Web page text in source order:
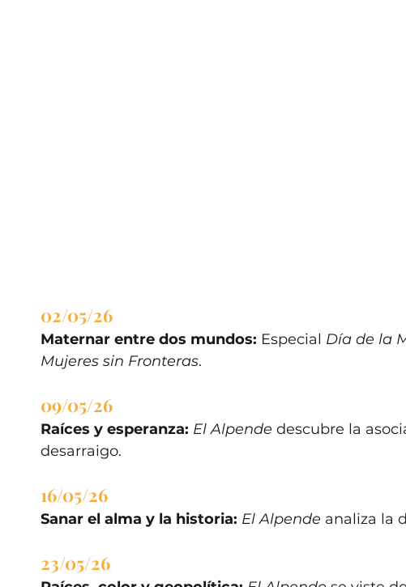
02/05/26
Maternar entre dos mundos: Especial Día de la
Mujeres sin Fronteras.
09/05/26
Raíces y esperanza: El Alpende descubre la
desarraigo.
16/05/26
Sanar el alma y la historia: El Alpende analiza la
23/05/26